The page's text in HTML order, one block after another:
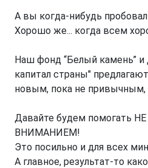
А вы когда-нибудь
Хорошо же... когда всем
Наш фонд “Белый камень”
капитал страны"
новым, пока не привычным,
Давайте будем помогать
ВНИМАНИЕМ!
Это посильно и для всех
А главное, результат-то